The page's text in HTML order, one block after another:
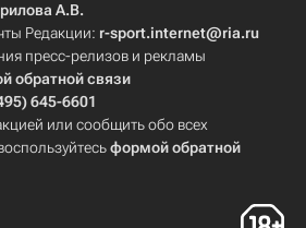
А.В.
Редакции: r-sport.internet@ria.ru
пресс-релизов и рекламы
обратной связи
645-6601
или сообщить обо всех
формой обратной